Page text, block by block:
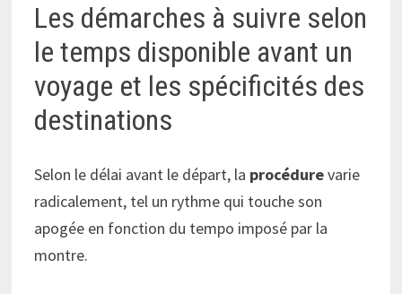
Les démarches à suivre selon
le temps disponible avant un
voyage et les spécificités des
destinations
Selon le délai avant le départ, la procédurevarie
radicalement, tel un rythme qui touche son
apogée en fonction du tempo imposé par la
montre.